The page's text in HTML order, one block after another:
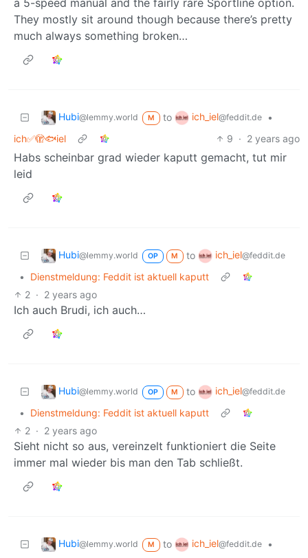
They mostly sit around though because there’s pretty
much always something broken…
Hubi@lemmy.world M to ich_iel@feddit.de
•
ich✅🫣🐟iel
9 · 2 years ago
Habs scheinbar grad wieder kaputt gemacht, tut mir
leid
Hubi@lemmy.world OP M to ich_iel@feddit.de
•
Dienstmeldung: Feddit ist aktuell kaputt
2 · 2 years ago
Ich auch Brudi, ich auch…
Hubi@lemmy.world OP M to ich_iel@feddit.de
•
Dienstmeldung: Feddit ist aktuell kaputt
2 · 2 years ago
Sieht nicht so aus, vereinzelt funktioniert die Seite
immer mal wieder bis man den Tab schließt.
Hubi@lemmy.world M to ich_iel@feddit.de
•